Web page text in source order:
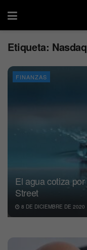
Etiqueta:
FINANZAS
El agua cotiza
Street
8 DE DICIEMBRE DE 2020